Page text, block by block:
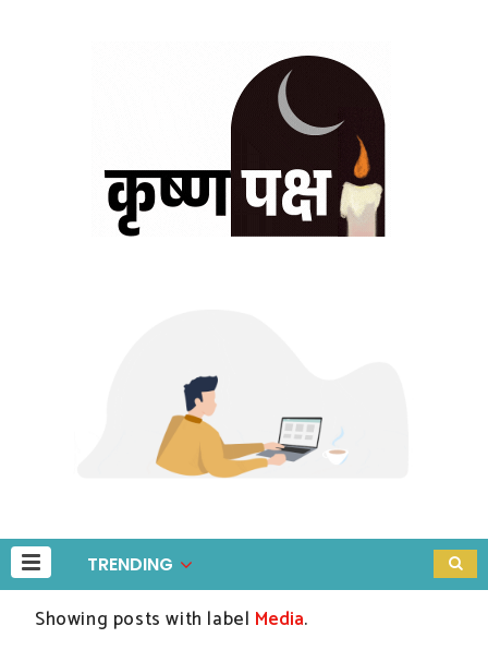
TRENDING
Showing posts with label Media.